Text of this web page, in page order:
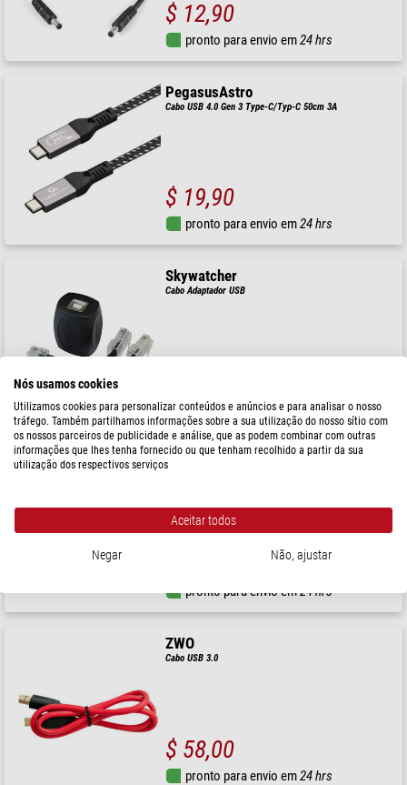
$ 12,90
pronto para envio em24 hrs
PegasusAstro
Cabo USB 4.0 Gen 3 Type-C/Typ-C 50cm 3A
$ 19,90
pronto para envio em24 hrs
Skywatcher
Cabo Adaptador USB
pronto para envio em24 hrs
Ikarus Technologies
pronto para envio em24 hrs
ZWO
Cabo USB 3.0
$ 58,00
pronto para envio em24 hrs
Nós usamos cookies
Utilizamos cookies para personalizar conteúdos e anúncios e para analisar o nosso
tráfego. Também partilhamos informações sobre a sua utilização do nosso sítio com
os nossos parceiros de publicidade e análise, que as podem combinar com outras
informações que lhes tenha fornecido ou que tenham recolhido a partir da sua
utilização dos respectivos serviços
Aceitar todos
Negar Não, ajustar